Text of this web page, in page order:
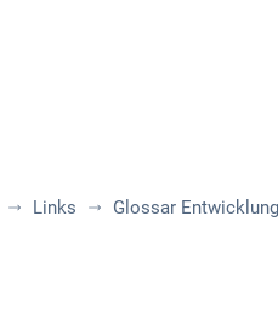
Links Glossar